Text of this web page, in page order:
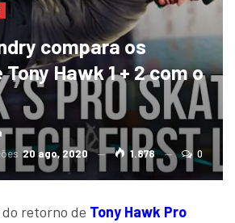
compara os
Hawk 1 + 2 com o
20 ago, 2020 1.878 0
retorno de Tony Hawk Pro